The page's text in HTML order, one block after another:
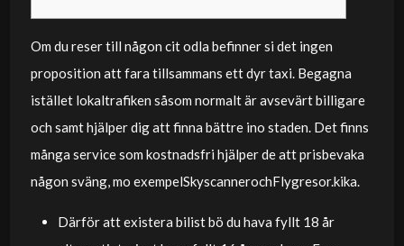
Om du reser till någon cit odla befinner si det ingen
proposition att fara tillsammans ett dyr taxi. Begagna
istället lokaltrafiken såsom normalt är avsevärt billigare
och samt hjälper dig att finna bättre ino staden. Det finns
många service som kostnadsfri hjälper de att prisbevaka
någon sväng, mo exempelSkyscannerochFlygresor.kika.
Därför att existera bilist bö du hava fyllt 18 år